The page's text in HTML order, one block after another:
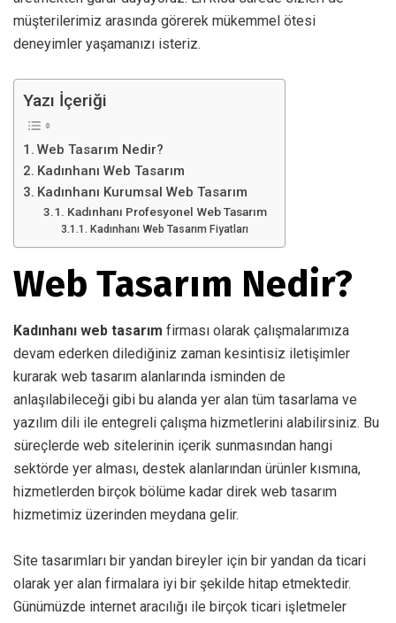
müşterilerimiz arasında görerek mükemmel ötesi
deneyimler yaşamanızı isteriz.
Yazı İçeriği
Web Tasarım Nedir?
Kadınhanı Web Tasarım
Kadınhanı Kurumsal Web Tasarım
Kadınhanı Profesyonel Web Tasarım
Kadınhanı Web Tasarım Fiyatları
Web Tasarım Nedir?
Kadınhanı web tasarım firması olarak çalışmalarımıza
devam ederken dilediğiniz zaman kesintisiz iletişimler
kurarak web tasarım alanlarında isminden de
anlaşılabileceği gibi bu alanda yer alan tüm tasarlama ve
yazılım dili ile entegreli çalışma hizmetlerini alabilirsiniz. Bu
süreçlerde web sitelerinin içerik sunmasından hangi
sektörde yer alması, destek alanlarından ürünler kısmına,
hizmetlerden birçok bölüme kadar direk web tasarım
hizmetimiz üzerinden meydana gelir.
Site tasarımları bir yandan bireyler için bir yandan da ticari
olarak yer alan firmalara iyi bir şekilde hitap etmektedir.
Günümüzde internet aracılığı ile birçok ticari işletmeler